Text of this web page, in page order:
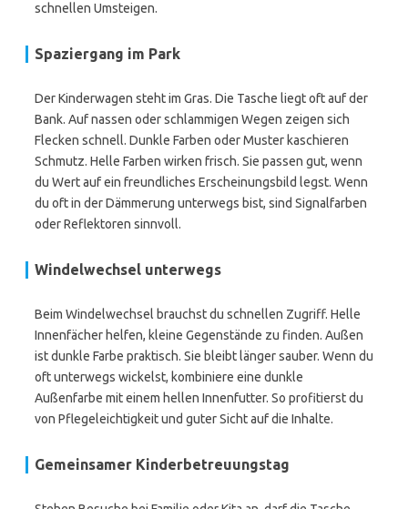
schnellen Umsteigen.
Spaziergang im Park
Der Kinderwagen steht im Gras. Die Tasche liegt oft auf der
Bank. Auf nassen oder schlammigen Wegen zeigen sich
Flecken schnell. Dunkle Farben oder Muster kaschieren
Schmutz. Helle Farben wirken frisch. Sie passen gut, wenn
du Wert auf ein freundliches Erscheinungsbild legst. Wenn
du oft in der Dämmerung unterwegs bist, sind Signalfarben
oder Reflektoren sinnvoll.
Windelwechsel unterwegs
Beim Windelwechsel brauchst du schnellen Zugriff. Helle
Innenfächer helfen, kleine Gegenstände zu finden. Außen
ist dunkle Farbe praktisch. Sie bleibt länger sauber. Wenn du
oft unterwegs wickelst, kombiniere eine dunkle
Außenfarbe mit einem hellen Innenfutter. So profitierst du
von Pflegeleichtigkeit und guter Sicht auf die Inhalte.
Gemeinsamer Kinderbetreuungstag